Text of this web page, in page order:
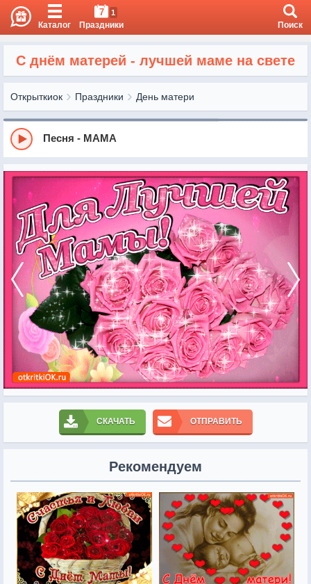
Каталог
7 1
Праздники Поиск
С днём матерей - лучшей маме на свете
Открыткиок Праздники День матери
Песня - МАМА
СКАЧАТЬ ОТПРАВИТЬ
Рекомендуем